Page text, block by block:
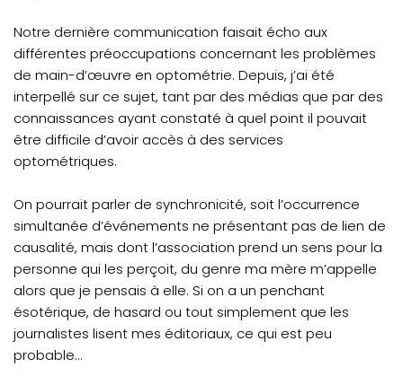
Notre dernière communication faisait écho aux
différentes préoccupations concernant les problèmes
de main-d’œuvre en optométrie. Depuis, j’ai été
interpellé sur ce sujet, tant par des médias que par des
connaissances ayant constaté à quel point il pouvait
être difficile d’avoir accès à des services
optométriques.
On pourrait parler de synchronicité, soit l’occurrence
simultanée d’événements ne présentant pas de lien de
causalité, mais dont l’association prend un sens pour la
personne qui les perçoit, du genre ma mère m’appelle
alors que je pensais à elle. Si on a un penchant
ésotérique, de hasard ou tout simplement que les
journalistes lisent mes éditoriaux, ce qui est peu
probable...